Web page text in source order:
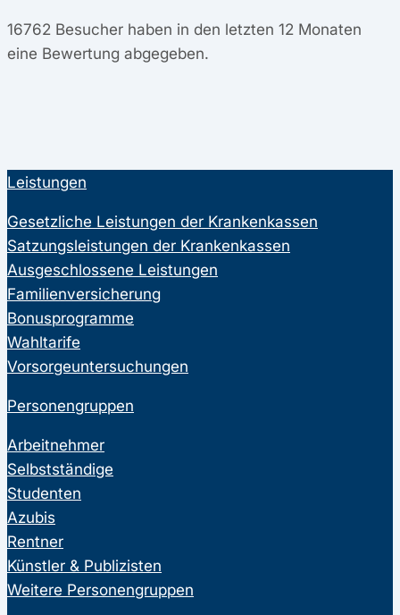
16762 Besucher haben in den letzten 12 Monaten
eine Bewertung abgegeben.
Leistungen
Gesetzliche Leistungen der Krankenkassen
Satzungsleistungen der Krankenkassen
Ausgeschlossene Leistungen
Familienversicherung
Bonusprogramme
Wahltarife
Vorsorgeuntersuchungen
Personengruppen
Arbeitnehmer
Selbstständige
Studenten
Azubis
Rentner
Künstler & Publizisten
Weitere Personengruppen